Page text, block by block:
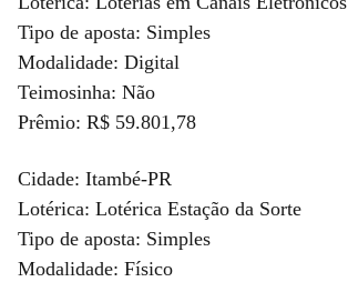
Tipo de aposta: Simples
Modalidade: Digital
Teimosinha: Não
Prêmio: R$ 59.801,78
Cidade: Itambé-PR
Lotérica: Lotérica Estação da Sorte
Tipo de aposta: Simples
Modalidade: Físico